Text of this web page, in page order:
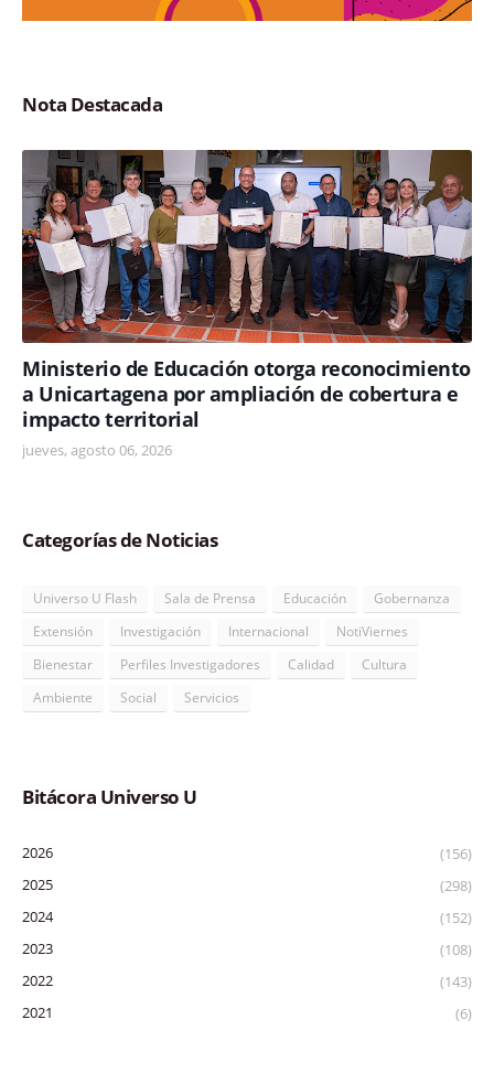
Nota Destacada
Ministerio de Educación otorga reconocimiento
a Unicartagena por ampliación de cobertura e
impacto territorial
jueves, agosto 06, 2026
Categorías de Noticias
Universo U Flash Sala de Prensa Educación
Gobernanza
Extensión
Investigación Internacional
NotiViernes
Bienestar
Perfiles Investigadores Calidad
Cultura
Ambiente
Social Servicios
Bitácora Universo U
2026
(156)
2025
(298)
2024
(152)
2023
(108)
2022
(143)
2021
(6)